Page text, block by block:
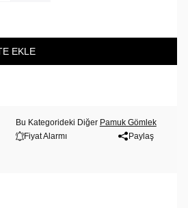
EKLE
Bu Kategorideki Diğer Pamuk Gömlek
Fiyat Alarmı
Paylaş